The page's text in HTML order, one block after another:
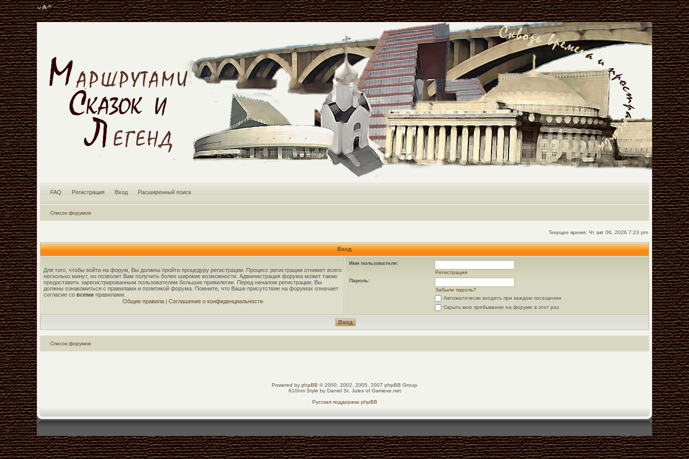
FAQ Регистрация Вход Расширенный поиск
Список форумов
Текущее время: Чт авг 06, 2026 7:23 pm
Вход
Для того, чтобы войти на форум, Вы должны пройти процедуру регистрации. Процесс регистрации отнимет всего
несколько минут, но позволит Вам получить более широкие возможности. Администрация форума может также
предоставить зарегистрированным пользователям большие привилегии. Перед началом регистрации, Вы
должны ознакомиться с правилами и политикой форума. Помните, что Ваше присутствие на форумах означает
согласие со всеми правилами.
Общие правила| Соглашение о конфиденциальности
Имя пользователя:
Регистрация
Пароль:
Забыли пароль?
Автоматически входить при каждом посещении
Скрыть мое пребывание на форуме в этот раз
Список форумов
Powered by phpBB © 2000, 2002, 2005, 2007 phpBB Group
610nm Style by Daniel St. Jules of Gamexe.net
Русская поддержка phpBB